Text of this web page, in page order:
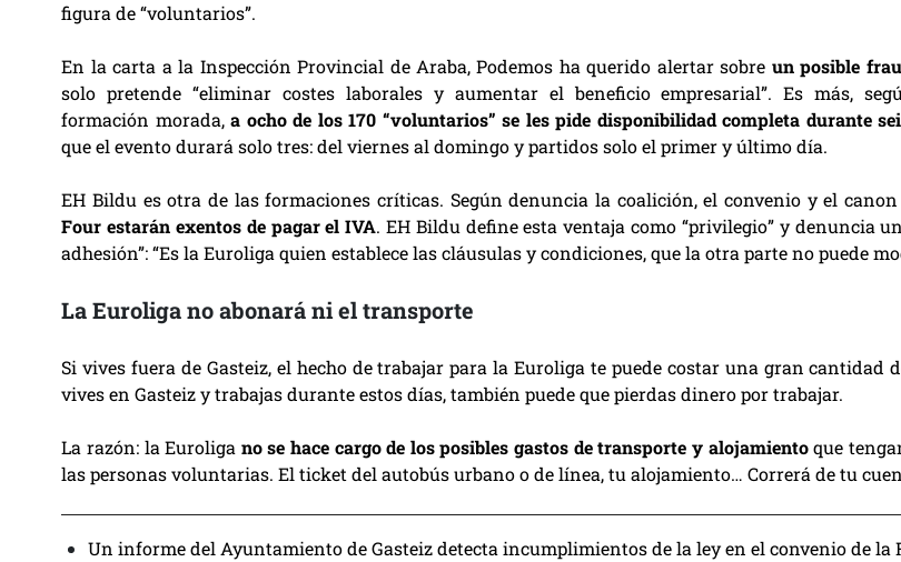
figura de “voluntarios”.
En la carta a la Inspección Provincial de Araba, Podemos ha querido alertar sobre un posible
solo pretende “eliminar costes laborales y aumentar el beneficio empresarial”. Es más,
formación morada,a ocho de los 170 “voluntarios” se les pide disponibilidad completa durante
que el evento durará solo tres: del viernes al domingo y partidos solo el primer y último día.
EH Bildu es otra de las formaciones críticas. Según denuncia la coalición, el convenio y el
Four estarán exentos de pagar el IVA. EH Bildu define esta ventaja como “privilegio” y denuncia
adhesión”: “Es la Euroliga quien establece las cláusulas y condiciones, que la otra parte no puede
La Euroliga no abonará ni el transporte
Si vives fuera de Gasteiz, el hecho de trabajar para la Euroliga te puede costar una gran cantidad
vives en Gasteiz y trabajas durante estos días, también puede que pierdas dinero por trabajar.
La razón: la Euroliga no se hace cargo de los posibles gastos de transporte y alojamientoque
las personas voluntarias. El ticket del autobús urbano o de línea, tu alojamiento… Correrá de tu
Un informe del Ayuntamiento de Gasteiz detecta incumplimientos de la ley en el convenio de la